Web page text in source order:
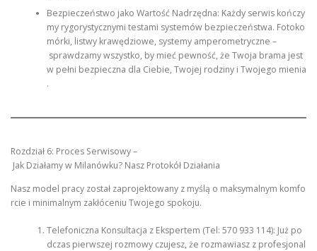
Bezpieczeństwo jako Wartość Nadrzędna: Każdy serwis kończy
my rygorystycznymi testami systemów bezpieczeństwa. Fotoko
mórki, listwy krawędziowe, systemy amperometryczne –
sprawdzamy wszystko, by mieć pewność, że Twoja brama jest
w pełni bezpieczna dla Ciebie, Twojej rodziny i Twojego mienia
.
Rozdział 6: Proces Serwisowy –
Jak Działamy w Milanówku? Nasz Protokół Działania
Nasz model pracy został zaprojektowany z myślą o maksymalnym komfo
rcie i minimalnym zakłóceniu Twojego spokoju.
Telefoniczna Konsultacja z Ekspertem (Tel: 570 933 114): Już po
dczas pierwszej rozmowy czujesz, że rozmawiasz z profesjonal